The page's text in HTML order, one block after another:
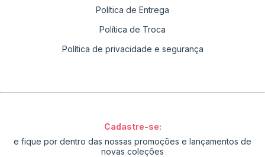
Política de Entrega
Política de Troca
Política de privacidade e segurança
Cadastre-se:
e fique por dentro das nossas promoções e lançamentos de
novas coleções